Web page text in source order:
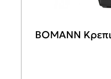
BOMANN